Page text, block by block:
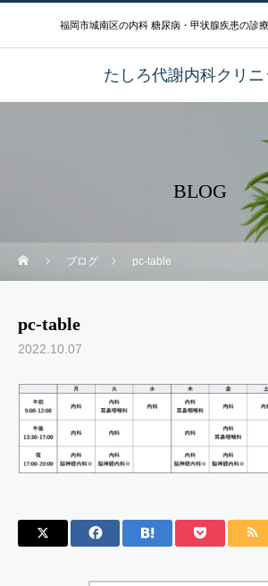
福岡市城南区の内科 糖尿病・甲状腺疾患の診
たしろ代謝内科クリニ
BLOG
ブログ pc-table
pc-table
2022.10.07